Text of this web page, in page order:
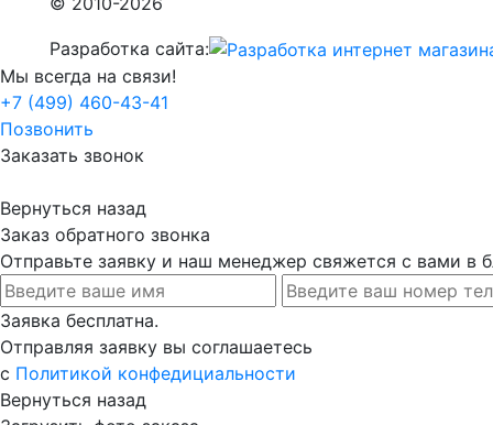
Разработка сайта:
Мы всегда на связи!
+7 (499) 460-43-41
Позвонить
Заказать звонок
Вернуться назад
Заказ обратного звонка
Отправьте заявку и наш менеджер свяжется с вами в
Заявка бесплатна.
Отправляя заявку вы соглашаетесь
с Политикой конфедициальности
Вернуться назад